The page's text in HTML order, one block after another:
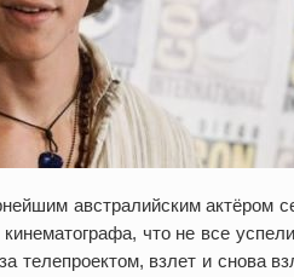
австралийским актёром
что не все
телепроектом, взлет и снова